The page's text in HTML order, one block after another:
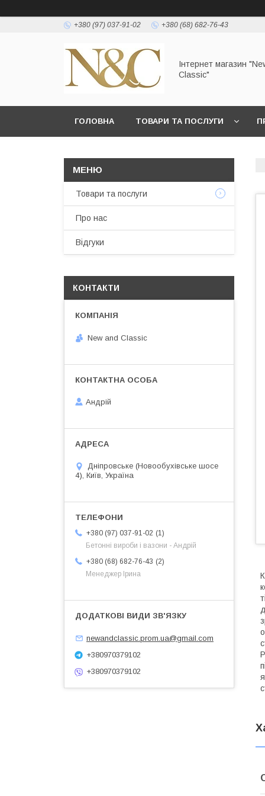
+380 (97) 037-91-02 +380 (68) 682-76-43
Інтернет магазин
Classic"
ГОЛОВНА ТОВАРИ ТА ПОСЛУГИ
Товари та послуги
Про нас
Відгуки
КОНТАКТИ
New and Classic
Андрій
Дніпровське (Новообухівське шосе
4), Київ, Україна
+380 (97) 037-91-02
1
Бетонні вироби і вазони - Андрій
+380 (68) 682-76-43
2
Менеджер Ірина
newandclassic.prom.ua@gmail.com
+380970379102
+380970379102